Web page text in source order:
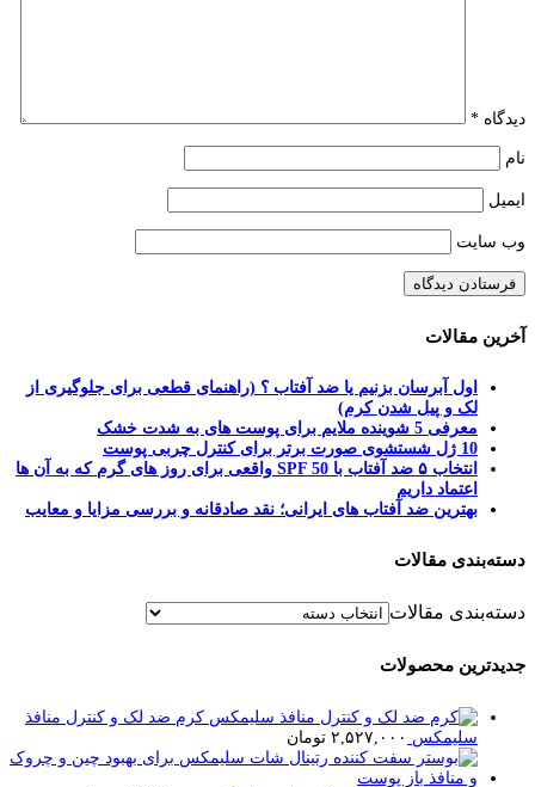
دیدگاه *
نام
ایمیل
وب‌ سایت
آخرین مقالات
اول آبرسان بزنیم یا ضد آفتاب ؟ (راهنمای قطعی برای جلوگیری از
لک و پیل شدن کرم)
معرفی 5 شوینده ملایم برای پوست های به شدت خشک
10 ژل شستشوی صورت برتر برای کنترل چربی پوست
انتخاب ۵ ضد آفتاب با SPF 50 واقعی برای روز های گرم که به آن ها
اعتماد داریم
بهترین ضد آفتاب های ایرانی؛ نقد صادقانه و بررسی مزایا و معایب
دسته‌بندی مقالات
دسته‌بندی مقالات
جدیدترین محصولات
کرم ضد لک و کنترل منافذ
سلیمکس ۲,۵۲۷,۰۰۰ تومان